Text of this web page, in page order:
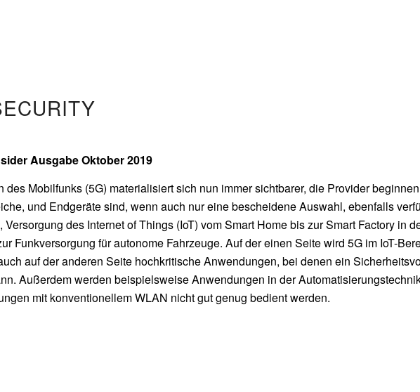
Ausgabe Oktober 2019
des Mobilfunks (5G) materialisiert sich nun immer sichtbarer, die Provider
und Endgeräte sind, wenn auch nur eine bescheidene Auswahl, ebenfalls
Versorgung des Internet of Things (IoT) vom Smart Home bis zur Smart Factory in
Funkversorgung für autonome Fahrzeuge. Auf der einen Seite wird 5G im IoT-
auf der anderen Seite hochkritische Anwendungen, bei denen ein
Außerdem werden beispielsweise Anwendungen in der
mit konventionellem WLAN nicht gut genug bedient werden.